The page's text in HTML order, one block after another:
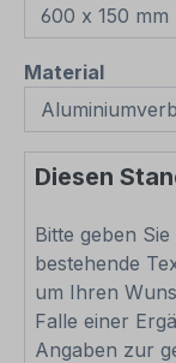
Material
Diesen
Bitte geben
bestehende
um Ihren
Falle einer
Angaben zur